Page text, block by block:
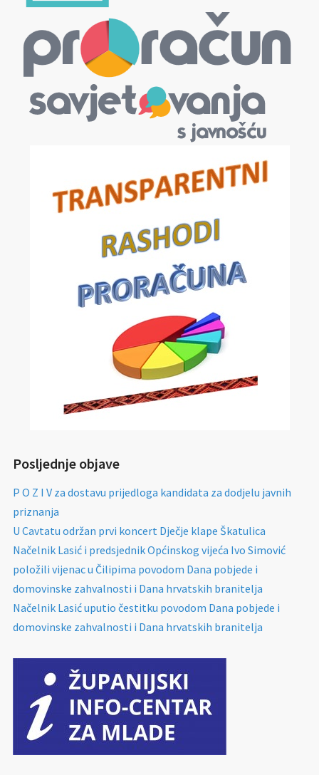
Posljednje objave
P O Z I V za dostavu prijedloga kandidata za dodjelu javnih
priznanja
U Cavtatu održan prvi koncert Dječje klape Škatulica
Načelnik Lasić i predsjednik Općinskog vijeća Ivo Simović
položili vijenac u Čilipima povodom Dana pobjede i
domovinske zahvalnosti i Dana hrvatskih branitelja
Načelnik Lasić uputio čestitku povodom Dana pobjede i
domovinske zahvalnosti i Dana hrvatskih branitelja